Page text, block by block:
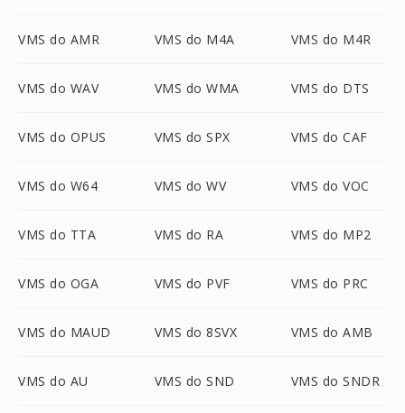
VMS do AMR VMS do M4A VMS do M4R
VMS do WAV VMS do WMA VMS do DTS
VMS do OPUS VMS do SPX VMS do CAF
VMS do W64 VMS do WV VMS do VOC
VMS do TTA VMS do RA VMS do MP2
VMS do OGA VMS do PVF VMS do PRC
VMS do MAUD VMS do 8SVX VMS do AMB
VMS do AU VMS do SND VMS do SNDR